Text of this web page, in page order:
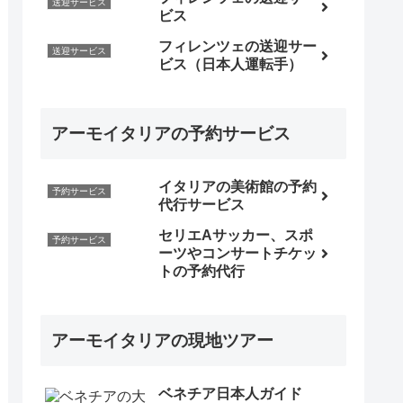
送迎サービス
ビス
送迎サービス
フィレンツェの送迎サー
ビス（日本人運転手）
アーモイタリアの予約サービス
予約サービス
イタリアの美術館の予約
代行サービス
予約サービス
セリエAサッカー、スポ
ーツやコンサートチケッ
トの予約代行
アーモイタリアの現地ツアー
ベネチア日本人ガイド